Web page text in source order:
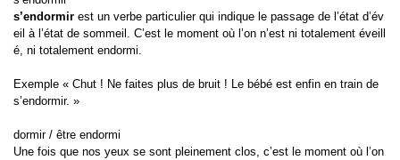
s’endormir est un verbe particulier qui indique le passage de l’état d’év
eil à l’état de sommeil. C’est le moment où l’on n’est ni totalement éveill
é, ni totalement endormi.
Exemple « Chut ! Ne faites plus de bruit ! Le bébé est enfin en train de
s’endormir. »
dormir / être endormi
Une fois que nos yeux se sont pleinement clos, c’est le moment où l’on